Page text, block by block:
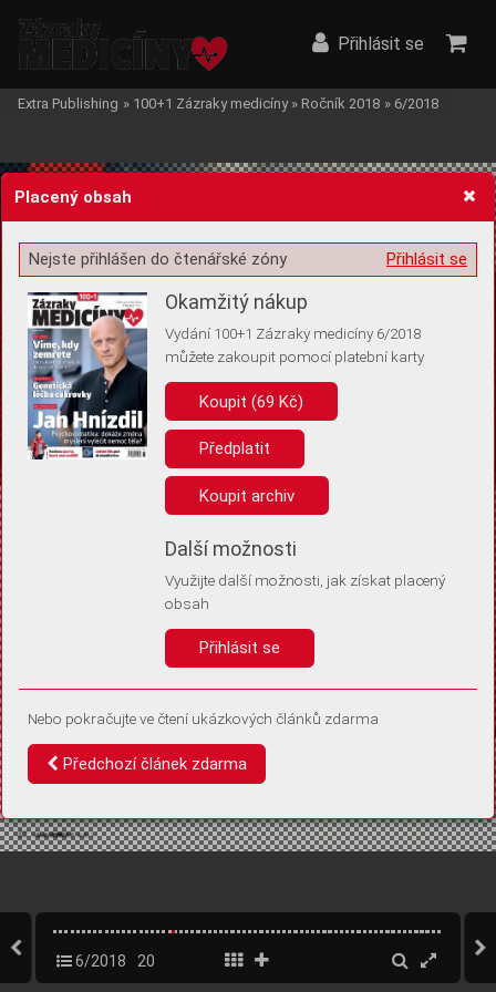
Žádost o souhlas s ukládáním volitelných informací
Pro základní fungování webu nepotřebujeme ukládat žádné informace
(tzv. cookies apod.). Rádi bychom vás ale požádali o souhlas s
uložením volitelných informací:
Anonymní unikátní ID
Díky němu příště poznáme, že se jedná o stejné zařízení, a
Identifikátor je zcela anonymní.
Vaše souhlasy a odmítnutí si ukládáme do vašeho zařízení, abychom se
vás už příště znovu neptali. Můžete je kdykoli později upravit ve Správě
Přihlásit se
Extra Publishing » 100+1 Zázraky medicíny » Ročník 2018 » 6/2018
6/2018 20
Placený obsah
Přihlásit se
Nejste přihlášen do čtenářské zóny
Okamžitý nákup
Vydání 100+1 Zázraky medicíny 6/2018
můžete zakoupit pomocí platební karty
Koupit (69 Kč)
Předplatit
Koupit archiv
Další možnosti
Využijte další možnosti, jak získat placený
obsah
Přihlásit se
Nebo pokračujte ve čtení ukázkových článků zdarma
Předchozí článek zdarma